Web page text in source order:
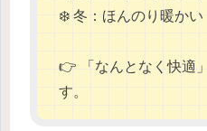
❄️ 冬：ほんのり暖かい
👉 「なんとなく快適
す。